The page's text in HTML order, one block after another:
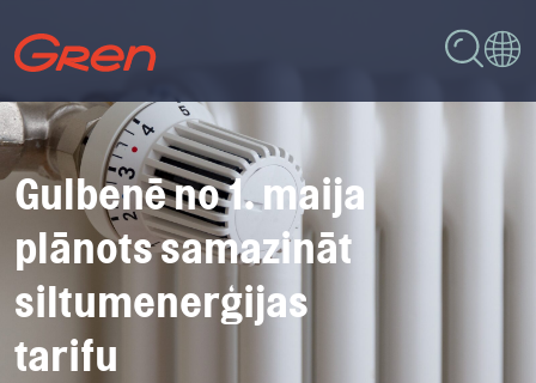
Gulbenē no 1. maija
plānots samazināt
siltumenerģijas
tarifu